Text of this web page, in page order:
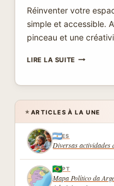
Réinventer votre
simple et accessible.
pinceau et une
LIRE LA SUITEPEINDRE
SUR
4
:
ESPACE
EN
UN
!
★ ARTICLES À LA UNE
ES
Diversas actividades
PT
Mapa Político da